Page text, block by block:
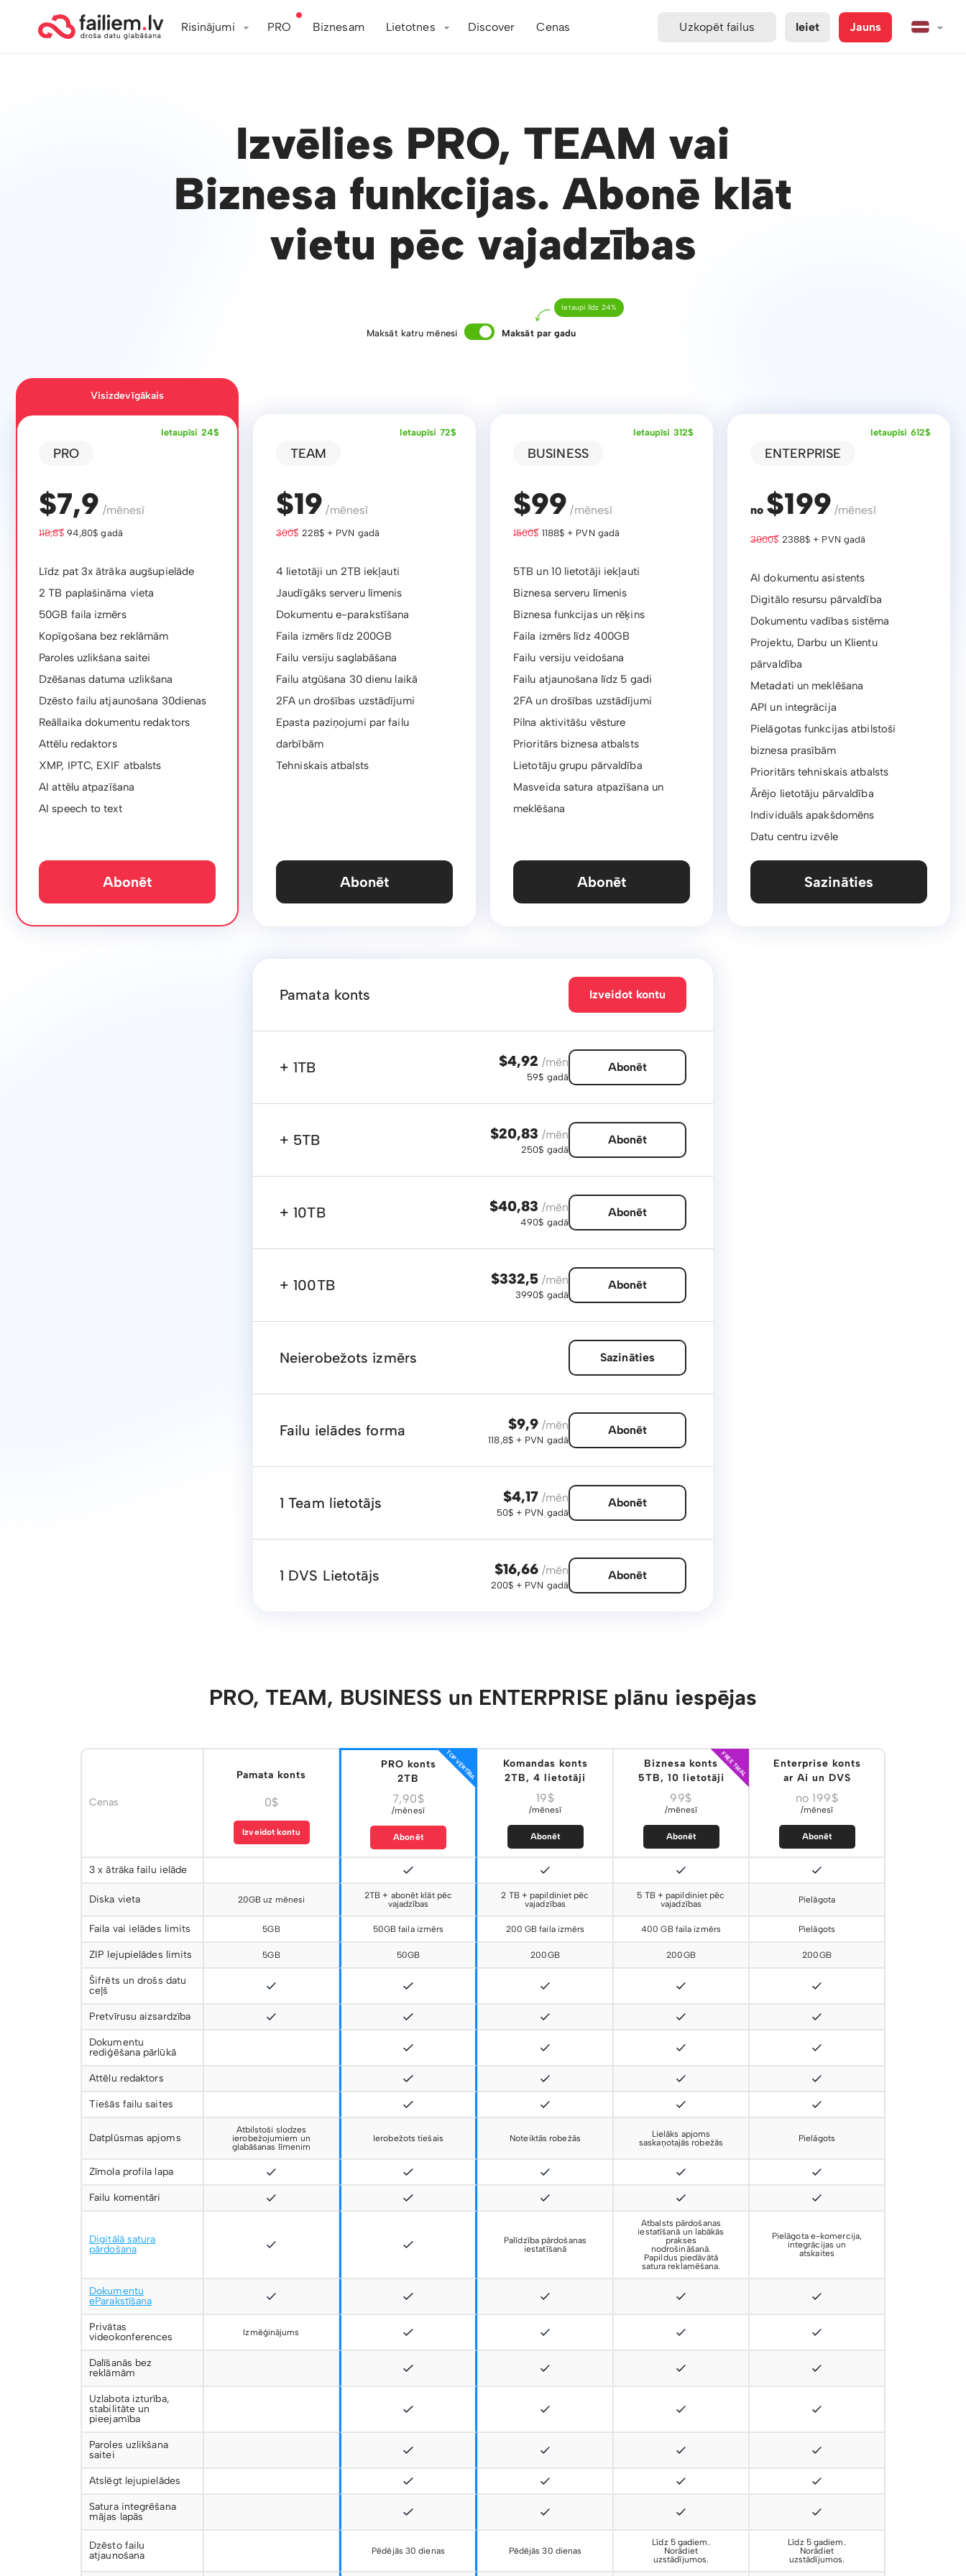
Risinājumi PRO Biznesam Lietotnes Discover Cenas Uzkopēt failus Ieiet Jauns
Izvēlies PRO, TEAM vai
Biznesa funkcijas. Abonē klāt
vietu pēc vajadzības
Ietaupi līdz 24%
Maksāt katru mēnesi Maksāt par gadu
Visizdevīgākais
Ietaupīsi 24$
PRO
$7,9 /mēnesī
118,8$94,80$ gadā
Līdz pat 3x ātrāka augšupielāde
2 TB paplašināma vieta
50GB faila izmērs
Kopīgošana bez reklāmām
Paroles uzlikšana saitei
Dzēšanas datuma uzlikšana
Dzēsto failu atjaunošana 30dienas
Reāllaika dokumentu redaktors
Attēlu redaktors
XMP, IPTC, EXIF ​​atbalsts
AI attēlu atpazīšana
AI speech to text
Abonēt
Ietaupīsi 72$
TEAM
$19 /mēnesī
300$ 228$ + PVN gadā
4 lietotāji un 2TB iekļauti
Jaudīgāks serveru līmenis
Dokumentu e-parakstīšana
Faila izmērs līdz 200GB
Failu versiju saglabāšana
Failu atgūšana 30 dienu laikā
2FA un drošības uzstādījumi
Epasta paziņojumi par failu
darbībām
Tehniskais atbalsts
Abonēt
Ietaupīsi 312$
BUSINESS
$99 /mēnesī
1500$1188$ + PVN gadā
5TB un 10 lietotāji iekļauti
Biznesa serveru līmenis
Biznesa funkcijas un rēķins
Faila izmērs līdz 400GB
Failu versiju veidošana
Failu atjaunošana līdz 5 gadi
2FA un drošības uzstādījumi
Pilna aktivitāšu vēsture
Prioritārs biznesa atbalsts
Lietotāju grupu pārvaldība
Masveida satura atpazīšana un
meklēšana
Abonēt
Ietaupīsi 612$
ENTERPRISE
no $199 /mēnesī
3000$2388$ + PVN gadā
AI dokumentu asistents
Digitālo resursu pārvaldība
Dokumentu vadības sistēma
Projektu, Darbu un Klientu
pārvaldība
Metadati un meklēšana
API un integrācija
Pielāgotas funkcijas atbilstoši
biznesa prasībām
Prioritārs tehniskais atbalsts
Ārējo lietotāju pārvaldība
Individuāls apakšdomēns
Datu centru izvēle
Sazināties
Pamata konts Izveidot kontu
+ 1TB $4,92 /mēn
59$ gadā
Abonēt
+ 5TB $20,83 /mēn
250$ gadā
Abonēt
+ 10TB $40,83 /mēn
490$ gadā
Abonēt
+ 100TB $332,5 /mēn
3990$ gadā
Abonēt
Neierobežots izmērs Sazināties
Failu ielādes forma $9,9 /mēn
118,8$ + PVN gadā
Abonēt
1 Team lietotājs $4,17 /mēn
50$ + PVN gadā
Abonēt
1 DVS Lietotājs $16,66 /mēn
200$ + PVN gadā
Abonēt
PRO, TEAM, BUSINESS un ENTERPRISE plānu iespējas
Cenas
Pamata konts
0$
Izveidot kontu
TOP VĒRTĪBA
PRO konts
2TB
7,90$
/mēnesī
Abonēt
Komandas konts
2TB, 4 lietotāji
19$
/mēnesī
Abonēt
FREE TRIAL
Biznesa konts
5TB, 10 lietotāji
99$
/mēnesī
Abonēt
Enterprise konts
ar Ai un DVS
no 199$
/mēnesī
Abonēt
3 x ātrāka failu ielāde
Diska vieta 20GB uz mēnesi
2TB + abonēt klāt pēc
vajadzības
2 TB + papildiniet pēc
vajadzības
5 TB + papildiniet pēc
vajadzības
Pielāgota
Faila vai ielādes limits 5GB 50GB faila izmērs 200 GB faila izmērs 400 GB faila izmērs Pielāgots
ZIP lejupielādes limits 5GB 50GB 200GB 200GB 200GB
Šifrēts un drošs datu
ceļš
Pretvīrusu aizsardzība
Dokumentu
rediģēšana pārlūkā
Attēlu redaktors
Tiešās failu saites
Datplūsmas apjoms
Atbilstoši slodzes
ierobežojumiem un
glabāšanas līmenim
Ierobežots tiešais Noteiktās robežās
Lielāks apjoms
saskaņotajās robežās
Pielāgots
Zīmola profila lapa
Failu komentāri
Digitālā satura
pārdošana
Palīdzība pārdošanas
iestatīšanā
Atbalsts pārdošanas
iestatīšanā un labākās
prakses
nodrošināšanā.
Papildus piedāvātā
satura reklamēšana.
Pielāgota e-komercija,
integrācijas un
atskaites
Dokumentu
eParakstīšana
Privātas
videokonferences
Izmēģinājums
Dalīšanās bez
reklāmām
Uzlabota izturība,
stabilitāte un
pieejamība
Paroles uzlikšana
saitei
Atslēgt lejupielādes
Satura integrēšana
mājas lapās
Dzēsto failu
atjaunošana
Pēdējās 30 dienas Pēdējās 30 dienas
Līdz 5 gadiem.
Norādiet
uzstādījumos.
Līdz 5 gadiem.
Norādiet
uzstādījumos.